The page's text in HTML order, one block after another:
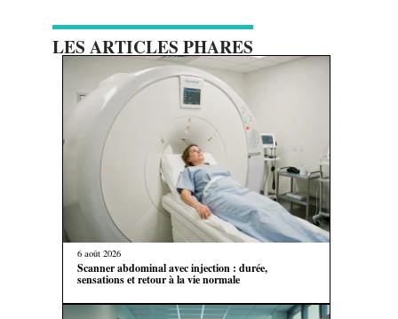
LES ARTICLES PHARES
6 août 2026
Scanner abdominal avec injection : durée,
sensations et retour à la vie normale